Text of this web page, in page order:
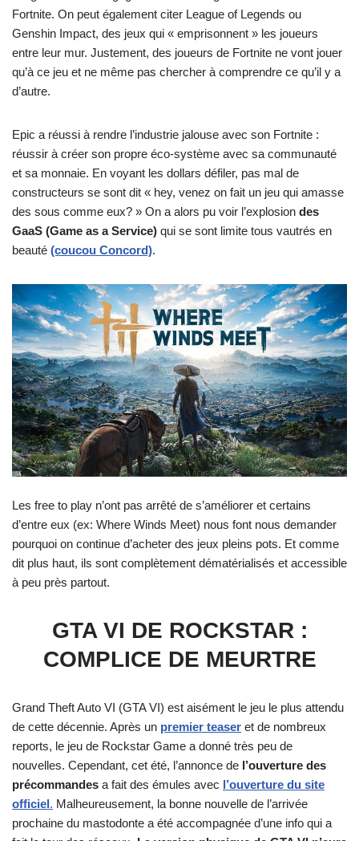
Fortnite. On peut également citer League of Legends ou
Genshin Impact, des jeux qui « emprisonnent » les joueurs
entre leur mur. Justement, des joueurs de Fortnite ne vont jouer
qu’à ce jeu et ne même pas chercher à comprendre ce qu’il y a
d’autre.
Epic a réussi à rendre l’industrie jalouse avec son Fortnite :
réussir à créer son propre éco-système avec sa communauté
et sa monnaie. En voyant les dollars défiler, pas mal de
constructeurs se sont dit « hey, venez on fait un jeu qui amasse
des sous comme eux? » On a alors pu voir l’explosion des
GaaS (Game as a Service) qui se sont limite tous vautrés en
beauté (coucou Concord).
Les free to play n’ont pas arrêté de s’améliorer et certains
d’entre eux (ex: Where Winds Meet) nous font nous demander
pourquoi on continue d’acheter des jeux pleins pots. Et comme
dit plus haut, ils sont complètement dématérialisés et accessible
à peu près partout.
GTA VI DE ROCKSTAR :
COMPLICE DE MEURTRE
Grand Theft Auto VI (GTA VI) est aisément le jeu le plus attendu
de cette décennie. Après un premier teaser et de nombreux
reports, le jeu de Rockstar Game a donné très peu de
nouvelles. Cependant, cet été, l’annonce de l’ouverture des
précommandes a fait des émules avec l’ouverture du site
officiel . Malheureusement, la bonne nouvelle de l’arrivée
prochaine du mastodonte a été accompagnée d’une info qui a